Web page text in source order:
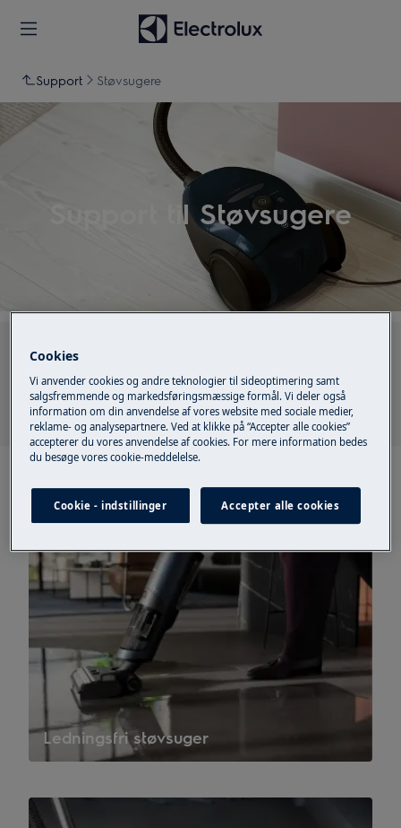
Support Støvsugere
Support til Støvsugere
Søg blandt vores supportartikler
Ledningsfri støvsuger
Cookies
Vi anvender cookies og andre teknologier til sideoptimering samt
salgsfremmende og markedsføringsmæssige formål. Vi deler også
information om din anvendelse af vores website med sociale medier,
reklame- og analysepartnere. Ved at klikke på “Accepter alle cookies”
accepterer du vores anvendelse af cookies. For mere information bedes
du besøge vores cookie-meddelelse.
Cookie - indstillinger Accepter alle cookies